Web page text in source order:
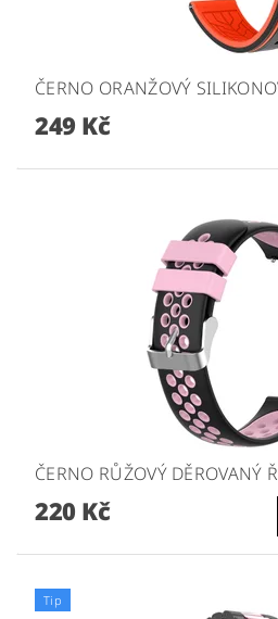
ČERNO ORANŽOVÝ
249 Kč
ČERNO RŮŽOVÝ DĚROVANÝ
220 Kč
Tip